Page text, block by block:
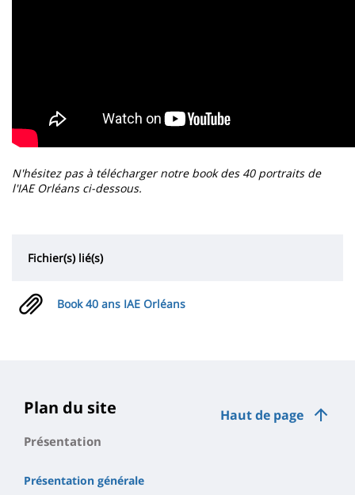
N'hésitez pas à télécharger notre book des 40 portraits de
l'IAE Orléans ci-dessous.
Fichier(s) lié(s)
Book 40 ans IAE Orléans
Haut de page
Plan du site
Présentation
Présentation générale